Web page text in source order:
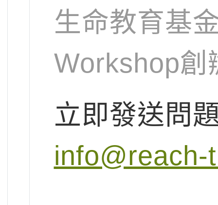
生命教育基
Workshop創
立即發送問